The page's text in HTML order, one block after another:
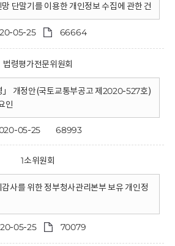
단말기를 이용한 개인정보 수집에 관한 건
05-25 66664
법령평가전문위원회
」 개정안(국토교통부공고 제2020-527호)
인
05-25 68993
1소위원회
사를 위한 정부청사관리본부 보유 개인정
05-25 70079